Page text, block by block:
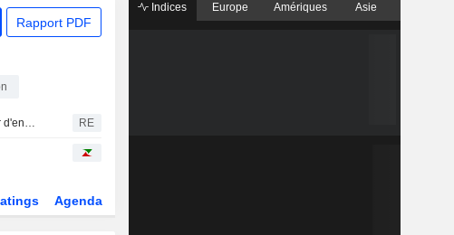
Rapport PDF
Le sidérurgiste brésilien CSN lance un nouveau tour d'enchères pour sa division ciment RE
Agenda
Indices Europe Amériques Asie